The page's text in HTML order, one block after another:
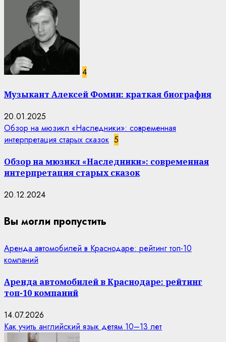
4
Музыкант Алексей Фомин: краткая биография
20.01.2025
Обзор на мюзикл «Наследники»: современная
интерпретация старых сказок 5
Обзор на мюзикл «Наследники»: современная
интерпретация старых сказок
20.12.2024
Вы могли пропустить
Аренда автомобилей в Краснодаре: рейтинг топ-10
компаний
Аренда автомобилей в Краснодаре: рейтинг
топ-10 компаний
14.07.2026
Как учить английский язык детям 10–13 лет